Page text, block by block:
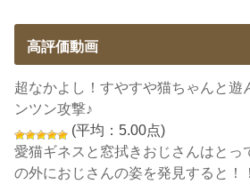
高評価動画
超なかよし！すやすや猫ちゃんと遊
ンツン攻撃♪
(平均：5.00点)
愛猫ギネスと窓拭きおじさんはとっ
の外におじさんの姿を発見すると！！